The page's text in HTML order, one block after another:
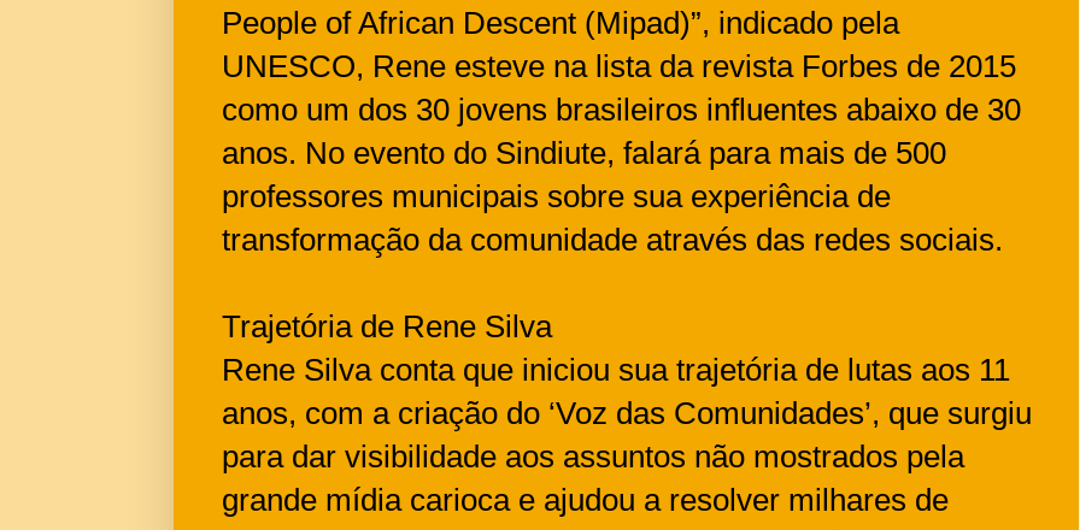
People of African Descent (Mipad)”, indicado pela
UNESCO, Rene esteve na lista da revista Forbes de 2015
como um dos 30 jovens brasileiros influentes abaixo de 30
anos. No evento do Sindiute, falará para mais de 500
professores municipais sobre sua experiência de
transformação da comunidade através das redes sociais.
Trajetória de Rene Silva
Rene Silva conta que iniciou sua trajetória de lutas aos 11
anos, com a criação do ‘Voz das Comunidades’, que surgiu
para dar visibilidade aos assuntos não mostrados pela
grande mídia carioca e ajudou a resolver milhares de